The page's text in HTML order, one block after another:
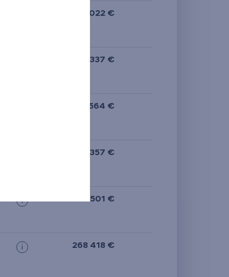
276 022 €
272 337 €
270 564 €
236 357 €
i 251 501 €
i 268 418 €